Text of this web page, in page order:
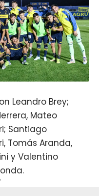
Leandro Brey;
Mateo
Santiago
Tomás Aranda,
y Valentino